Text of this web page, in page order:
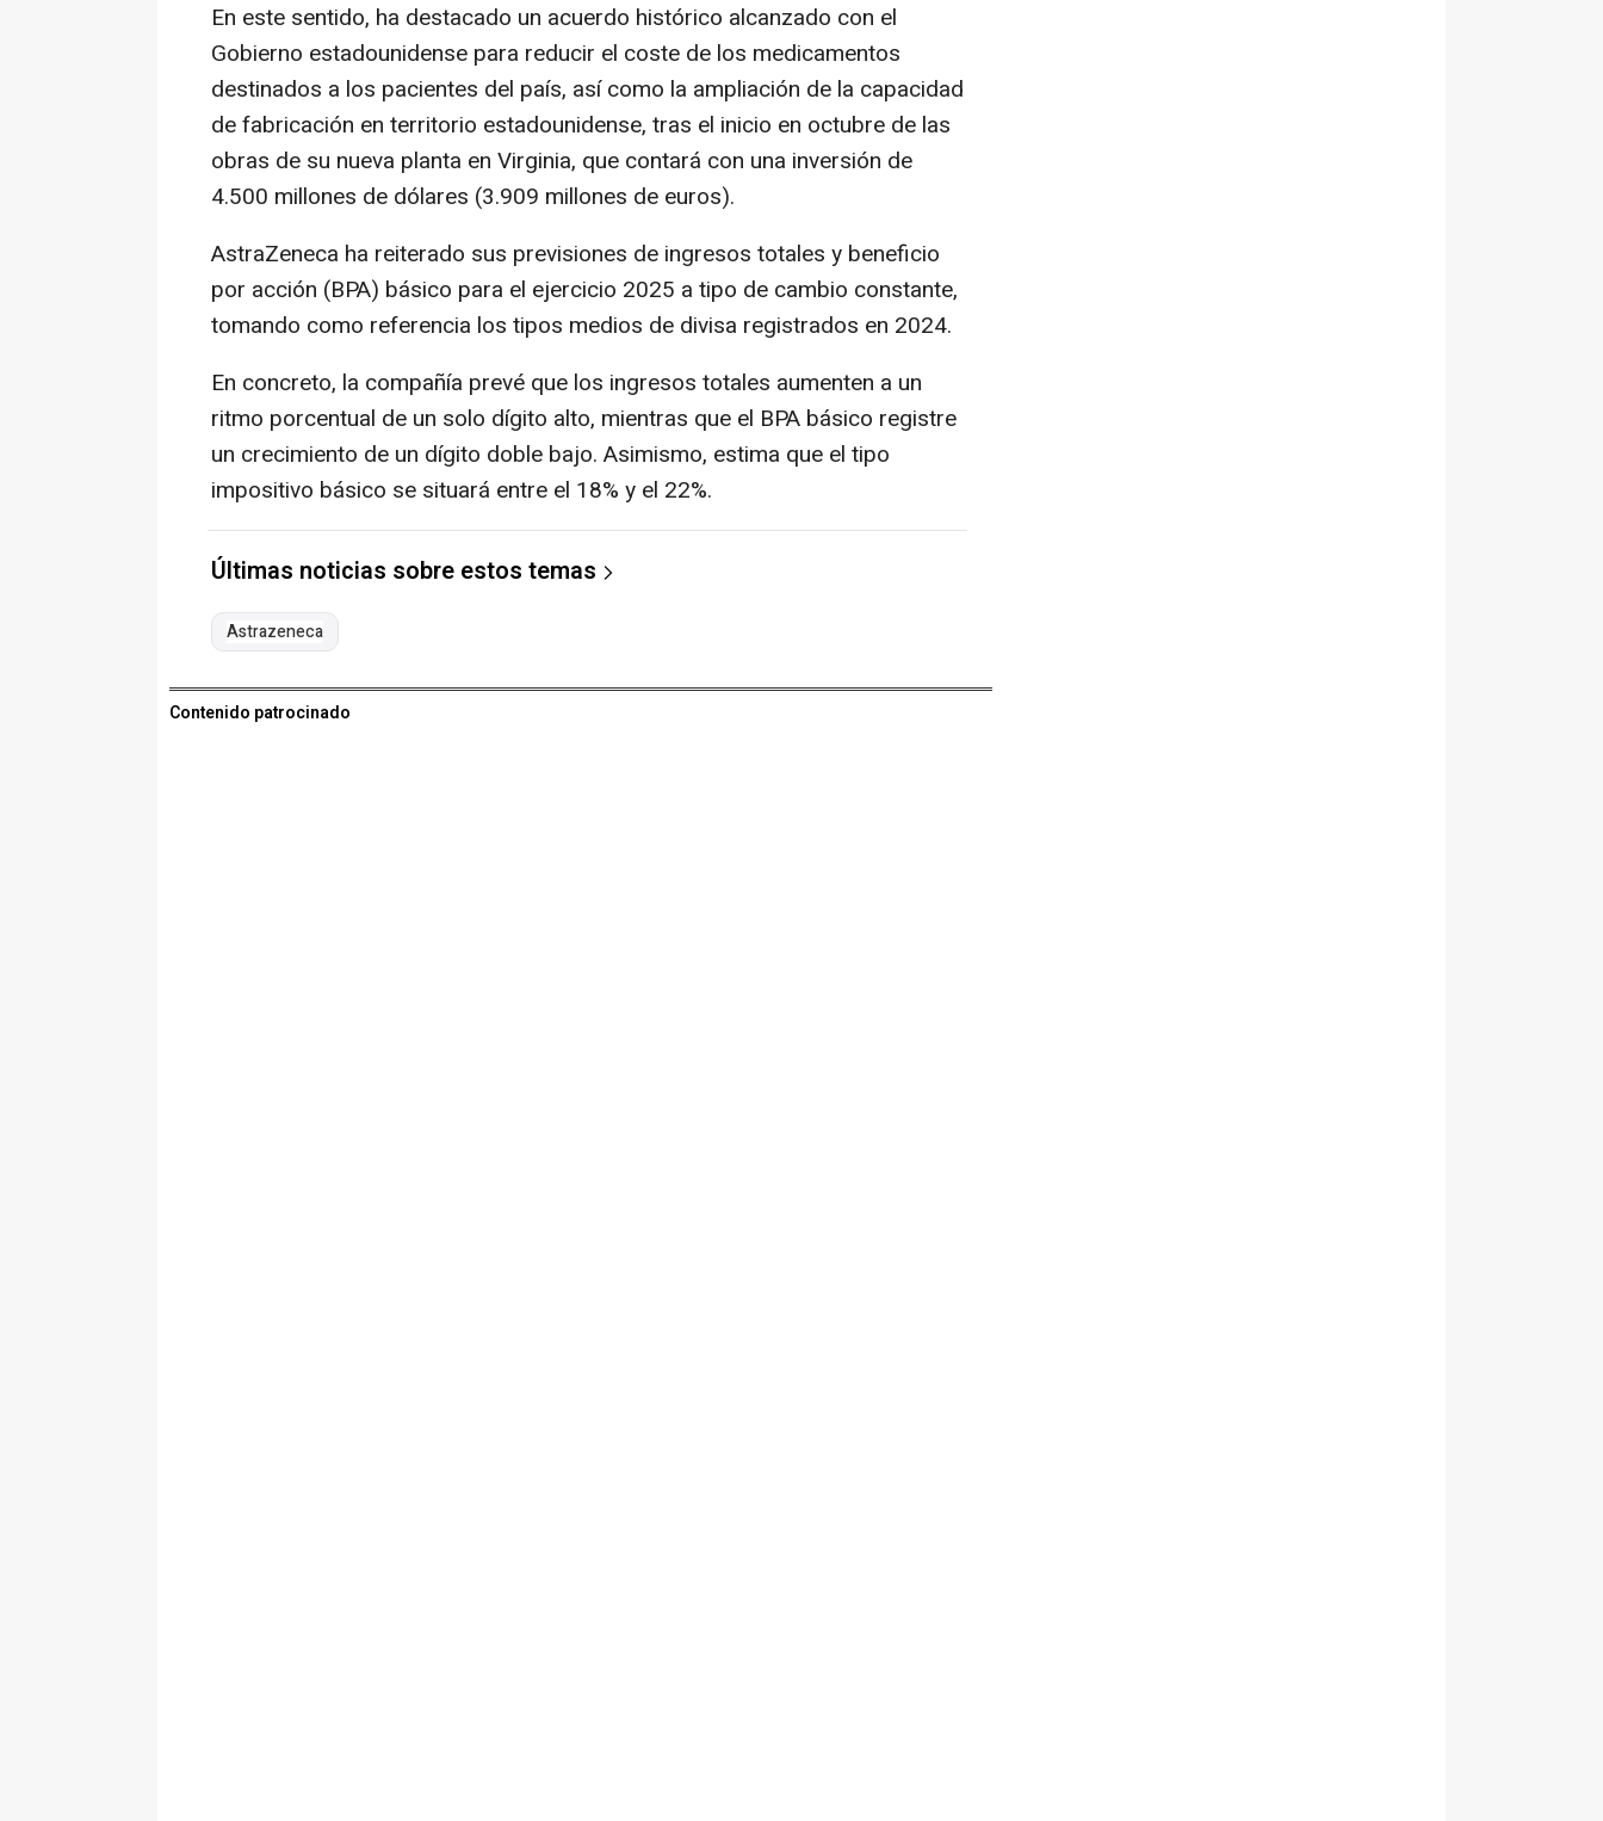
En este sentido, ha destacado un acuerdo histórico alcanzado con el
Gobierno estadounidense para reducir el coste de los medicamentos
destinados a los pacientes del país, así como la ampliación de la capacidad
de fabricación en territorio estadounidense, tras el inicio en octubre de las
obras de su nueva planta en Virginia, que contará con una inversión de
4.500 millones de dólares (3.909 millones de euros).
AstraZeneca ha reiterado sus previsiones de ingresos totales y beneficio
por acción (BPA) básico para el ejercicio 2025 a tipo de cambio constante,
tomando como referencia los tipos medios de divisa registrados en 2024.
En concreto, la compañía prevé que los ingresos totales aumenten a un
ritmo porcentual de un solo dígito alto, mientras que el BPA básico registre
un crecimiento de un dígito doble bajo. Asimismo, estima que el tipo
impositivo básico se situará entre el 18% y el 22%.
Últimas noticias sobre estos temas
Astrazeneca
Contenido patrocinado